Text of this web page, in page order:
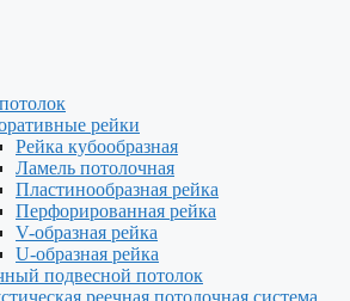
рейки
Рейка кубообразная
Ламель потолочная
Пластинообразная рейка
Перфорированная рейка
V-образная рейка
U-образная рейка
подвесной потолок
реечная потолочная система